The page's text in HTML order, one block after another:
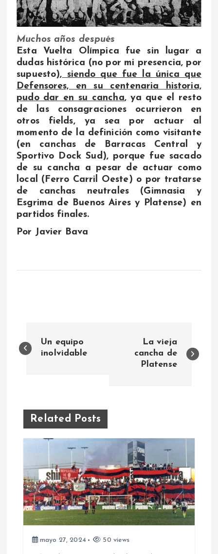
Muchos años después
Esta Vuelta Olímpica fue sin lugar a
dudas histórica (no por mi presencia, por
supuesto), siendo que fue la única que
Defensores, en su centenaria historia,
pudo dar en su cancha, ya que el resto
de las consagraciones ocurrieron en
otros fields, ya sea por actuar al
momento de la definición como visitante
(en canchas de Barracas Central y
Sportivo Dock Sud), porque fue sacado
de su cancha a pesar de actuar como
local (Ferro Carril Oeste) o por tratarse
de canchas neutrales (Gimnasia y
Esgrima de Buenos Aires y Platense) en
partidos finales.
Por Javier Bava
a
e
g
c
ó
Un equipo
inolvidable
La vieja
cancha de
Platense
Related Posts
mayo 27, 2024 50 views